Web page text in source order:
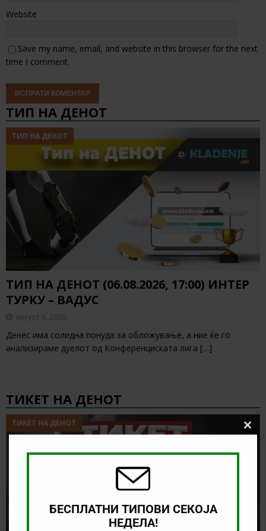
Website
Save my name, email, and website in this browser for the next
time I comment.
ТИП НА ДЕНОТ
ТИП НА ДЕНОТ
ТИП НА ДЕНОТ (06.08.2026, 17:00) ИНТЕР
ТУРКУ – ВАДУС
август 6, 2026
Денес има солидна понуда за обложување, а ние ќе го
анализираме дуелот од Конференциската лига […]
ТИКЕТ НА ДЕНОТ
ТИКЕТ НА ДЕНОТ
БЕСПЛАТНИ ТИПОВИ СЕКОЈА
НЕДЕЛА!